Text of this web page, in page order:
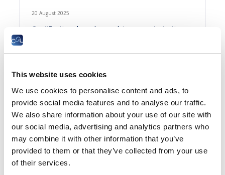
This website uses cookies
We use cookies to personalise content and ads, to
provide social media features and to analyse our traffic.
We also share information about your use of our site with
our social media, advertising and analytics partners who
may combine it with other information that you’ve
provided to them or that they’ve collected from your use
of their services.
20 August 2025
Qualification de cadre supérieur : revalorisation
social en pratique N°1-2025
FR
08 May 2024
Qu’advient-il du contrat de travail en cas de décès
de l’employeur ? | Droit social en pratique N°1-
2024